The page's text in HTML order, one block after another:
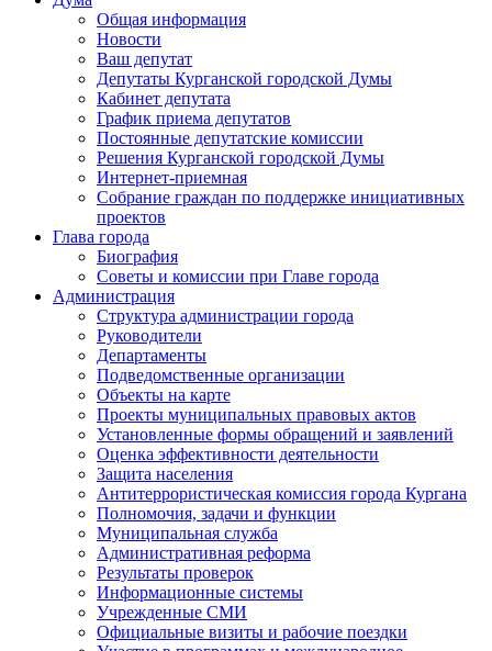
Общая информация
Новости
Ваш депутат
Депутаты Курганской городской Думы
Кабинет депутата
График приема депутатов
Постоянные депутатские комиссии
Решения Курганской городской Думы
Интернет-приемная
Собрание граждан по поддержке инициативных
проектов
Глава города
Биография
Советы и комиссии при Главе города
Администрация
Структура администрации города
Руководители
Департаменты
Подведомственные организации
Объекты на карте
Проекты муниципальных правовых актов
Установленные формы обращений и заявлений
Оценка эффективности деятельности
Защита населения
Антитеррористическая комиссия города Кургана
Полномочия, задачи и функции
Муниципальная служба
Административная реформа
Результаты проверок
Информационные системы
Учрежденные СМИ
Официальные визиты и рабочие поездки